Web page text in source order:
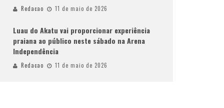
Redacao 11 de maio de 2026
Luau do Akatu vai proporcionar experiência
praiana ao público neste sábado na Arena
Independência
Redacao 11 de maio de 2026